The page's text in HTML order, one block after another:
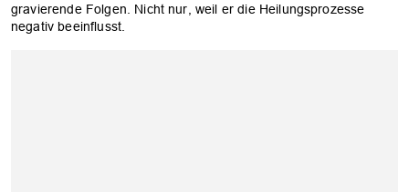
gravierende Folgen. Nicht nur, weil er die Heilungsprozesse
negativ beeinflusst.